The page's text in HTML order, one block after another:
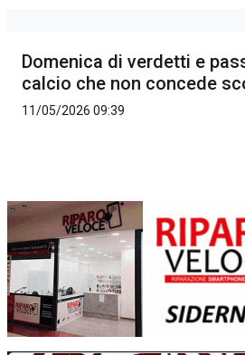
Domenica di verdetti e
calcio che non concede
11/05/2026 09:39